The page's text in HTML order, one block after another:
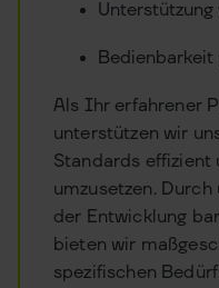
Unterstützung
Bedienbarkeit
Als Ihr erfahrener
unterstützen wir
Standards
umzusetzen.
der Entwicklung
bieten wir
spezifischen